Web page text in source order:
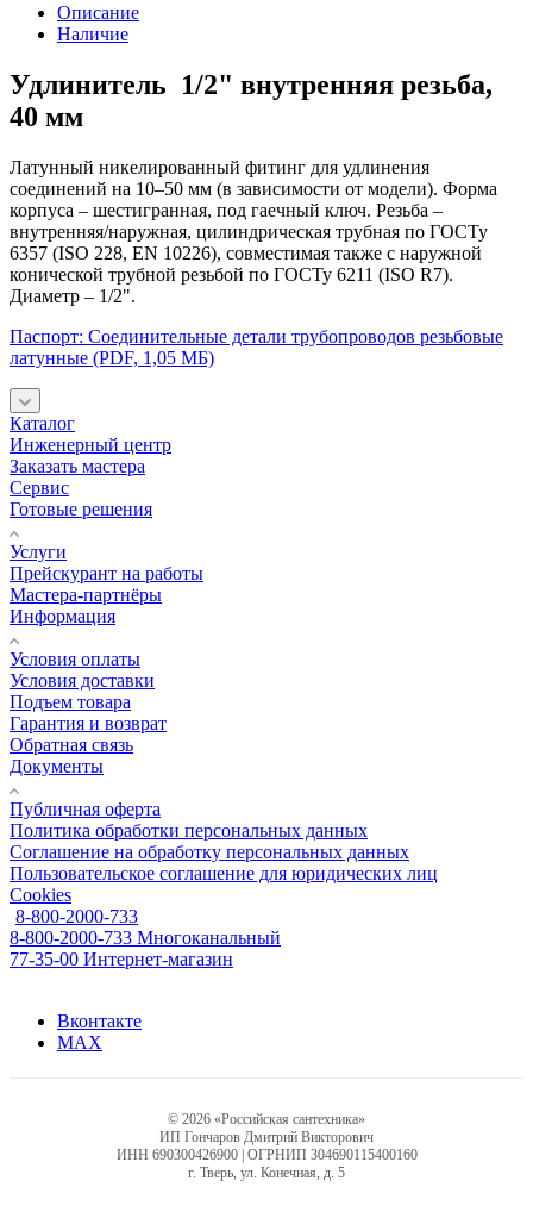
Описание
Наличие
Удлинитель 1/2" внутренняя резьба,
40 мм
Латунный никелированный фитинг для удлинения
соединений на 10–50 мм (в зависимости от модели). Форма
корпуса – шестигранная, под гаечный ключ. Резьба –
внутренняя/наружная, цилиндрическая трубная по ГОСТу
6357 (ISO 228, EN 10226), совместимая также с наружной
конической трубной резьбой по ГОСТу 6211 (ISO R7).
Диаметр – 1/2".
Паспорт: Соединительные детали трубопроводов резьбовые
латунные (PDF, 1,05 МБ)
Каталог
Инженерный центр
Заказать мастера
Сервис
Готовые решения
Услуги
Прейскурант на работы
Мастера-партнёры
Информация
Условия оплаты
Условия доставки
Подъем товара
Гарантия и возврат
Обратная связь
Документы
Публичная оферта
Политика обработки персональных данных
Соглашение на обработку персональных данных
Пользовательское соглашение для юридических лиц
Cookies
8-800-2000-733
8-800-2000-733 Многоканальный
77-35-00 Интернет-магазин
Вконтакте
MAX
© 2026 «Российская сантехника»
ИП Гончаров Дмитрий Викторович
ИНН 690300426900 | ОГРНИП 304690115400160
г. Тверь, ул. Конечная, д. 5